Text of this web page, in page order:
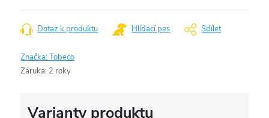
Dotaz k produktu Hlídací pes Sdílet
Značka:Tobeco
Záruka: 2 roky